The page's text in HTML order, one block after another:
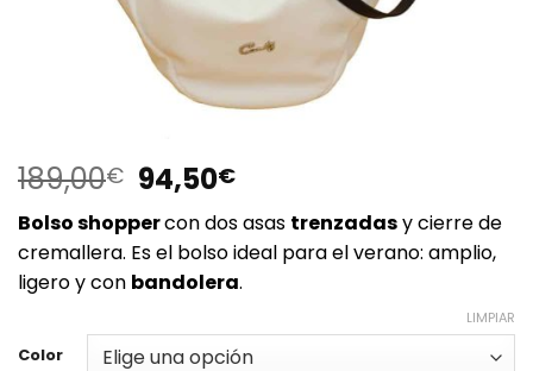
189,00€ El
precio
original
era:
189,00€.
94,50€El
precio
actual
es:
94,50€.
Bolso shoppercon dos asas trenzadasy cierre de
cremallera. Es el bolso ideal para el verano: amplio,
ligero y con bandolera.
Color
LIMPIAR